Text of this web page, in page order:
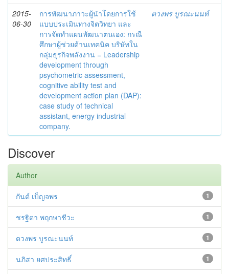
2015-
06-30
การพัฒนาภาวะผู้นำโดยการใช้
แบบประเมินทางจิตวิทยา และ
การจัดทำแผนพัฒนาตนเอง: กรณี
ศึกษาผู้ช่วยด้านเทคนิค บริษัทใน
กลุ่มธุรกิจพลังงาน = Leadership
development through
psychometric assessment,
cognitive ability test and
development action plan (DAP):
case study of technical
assistant, energy industrial
company.
ตวงพร บูรณะนนท์
Discover
Author
1
กันต์ เบ็ญจพร
1
ชรฐิตา พฤกษาชีวะ
1
ตวงพร บูรณะนนท์
1
นภิสา ยศประสิทธิ์